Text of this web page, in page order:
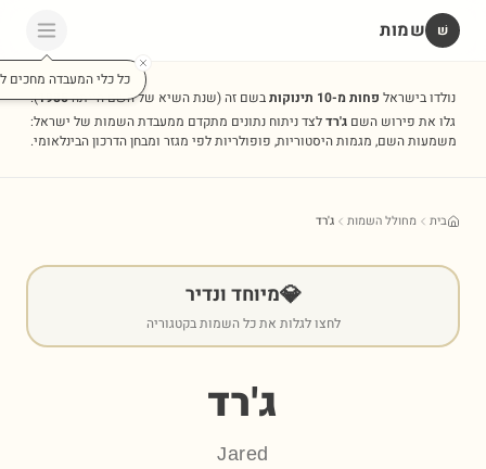
שׁ שמות
כל כלי המעבדה מחכים
נולדו בישראל פחות מ-10 תינוקות בשם זה(שנת השיא של השם הייתה1985
).
גלו את פירוש השם ג'רדלצד ניתוח נתונים מתקדם ממעבדת השמות של ישראל:
משמעות השם, מגמות היסטוריות, פופולריות לפי מגזר ומבחן הדרכון הבינלאומי.
בית מחולל השמות ג'רד
💎מיוחד ונדיר
לחצו לגלות את כל השמות בקטגוריה
ג'רד
Jared